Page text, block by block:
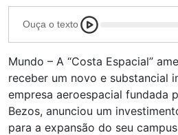
Ouça o texto
Mundo – A “Costa Espacial”
receber um novo e substancial
empresa aeroespacial fundada
Bezos, anunciou um
para a expansão do seu